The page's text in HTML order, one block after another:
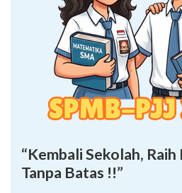
“Kembali Sekolah,
Tanpa Batas !!”